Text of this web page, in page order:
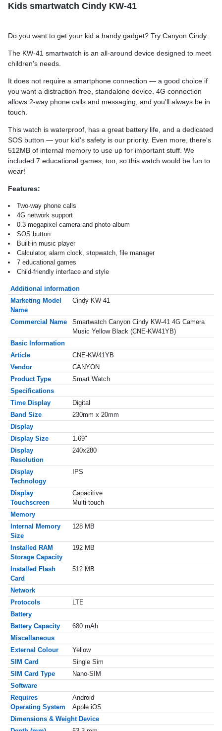
Kids smartwatch Cindy KW-41
Do you want to get your kid a handy gadget? Try Canyon Cindy.
The KW-41 smartwatch is an all-around device designed to meet
children's needs.
It does not require a smartphone connection — a good choice if
you want a distraction-free, standalone device. 4G connection
allows 2-way phone calls and messaging, and you'll always be in
touch.
This watch is waterproof, has a great battery life, and a dedicated
SOS button — your kid's safety is our priority. Even more, there's
512MB of internal memory to use up for important stuff. We
included 7 educational games, too, so this watch would be fun to
wear!
Features:
Two-way phone calls
4G network support
0.3 megapixel camera and photo album
SOS button
Built-in music player
Calculator, alarm clock, stopwatch, file manager
7 educational games
Child-friendly interface and style
Additional information
Marketing Model
Name
Cindy KW-41
Commercial Name
Smartwatch Canyon Cindy KW-41 4G Camera
Music Yellow Black (CNE-KW41YB)
Basic Information
Article
CNE-KW41YB
Vendor
CANYON
Product Type
Smart Watch
Specifications
Time Display
Digital
Band Size
230mm x 20mm
Display
Display Size
1.69"
Display
Resolution
240x280
Display
Technology
IPS
Display
Touchscreen
Capacitive
Multi-touch
Memory
Internal Memory
Size
128 MB
Installed RAM
Storage Capacity
192 MB
Installed Flash
Card
512 MB
Network
Protocols
LTE
Battery
Battery Capacity
680 mAh
Miscellaneous
External Colour
Yellow
SIM Card
Single Sim
SIM Card Type
Nano-SIM
Software
Requires
Operating System
Android
Apple iOS
Dimensions & Weight Device